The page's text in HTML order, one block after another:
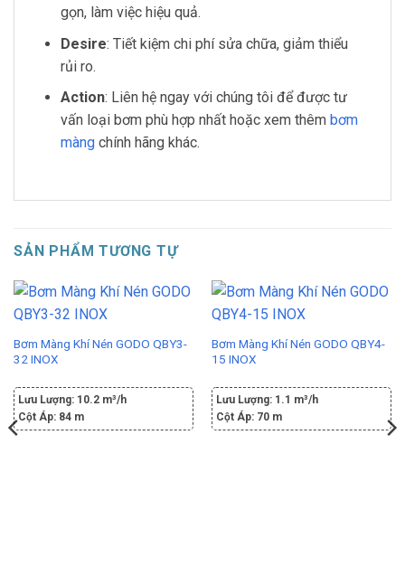
gọn, làm việc hiệu quả.
Desire: Tiết kiệm chi phí sửa chữa, giảm thiểu
rủi ro.
Action: Liên hệ ngay với chúng tôi để được tư
vấn loại bơm phù hợp nhất hoặc xem thêm bơm
màngchính hãng khác.
SẢN PHẨM TƯƠNG TỰ
Bơm Màng Khí Nén GODO QBY3-
32 INOX
Lưu Lượng: 10.2 m³/h
Cột Áp: 84 m
Bơm Màng Khí Nén GODO QBY4-
15 INOX
Lưu Lượng: 1.1 m³/h
Cột Áp: 70 m